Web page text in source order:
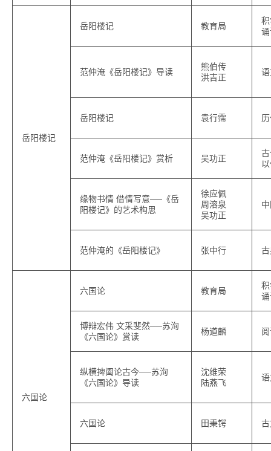
岳阳楼记
岳阳楼记 教育局
范仲淹《岳阳楼记》导读
熊伯传
洪吉正
岳阳楼记 袁行霈
范仲淹《岳阳楼记》赏析 吴功正
缘物书情 借情写意──《岳
阳楼记》的艺术构思
徐应佩
周溶泉
吴功正
范仲淹的《岳阳楼记》 张中行
六国论
六国论 教育局
博辩宏伟 文采斐然──苏洵
《六国论》赏读
杨道麟
纵横捭阖论古今──苏洵
《六国论》导读
沈维荣
陆燕飞
六国论 田秉锷